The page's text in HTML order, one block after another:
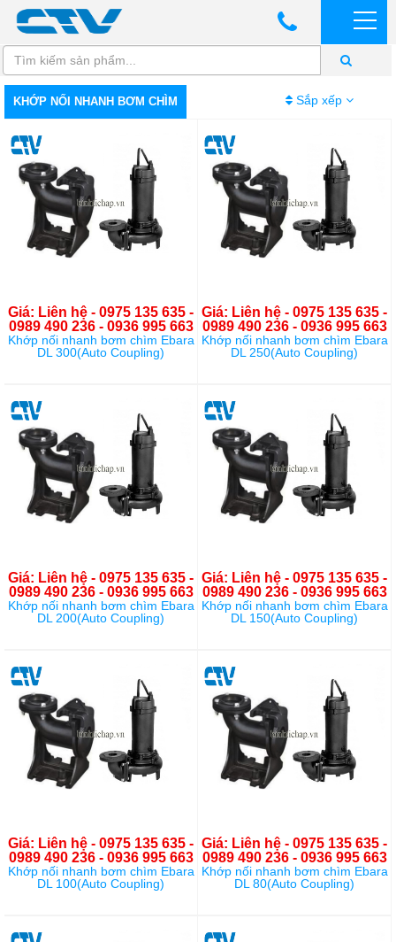
KHỚP NỐI NHANH BƠM CHÌM Sắp xếp
Giá: Liên hệ - 0975 135 635 -
0989 490 236 - 0936 995 663
Khớp nối nhanh bơm chìm Ebara
DL 300(Auto Coupling)
Giá: Liên hệ - 0975 135 635 -
0989 490 236 - 0936 995 663
Khớp nối nhanh bơm chìm Ebara
DL 250(Auto Coupling)
Giá: Liên hệ - 0975 135 635 -
0989 490 236 - 0936 995 663
Khớp nối nhanh bơm chìm Ebara
DL 200(Auto Coupling)
Giá: Liên hệ - 0975 135 635 -
0989 490 236 - 0936 995 663
Khớp nối nhanh bơm chìm Ebara
DL 150(Auto Coupling)
Giá: Liên hệ - 0975 135 635 -
0989 490 236 - 0936 995 663
Khớp nối nhanh bơm chìm Ebara
DL 100(Auto Coupling)
Giá: Liên hệ - 0975 135 635 -
0989 490 236 - 0936 995 663
Khớp nối nhanh bơm chìm Ebara
DL 80(Auto Coupling)